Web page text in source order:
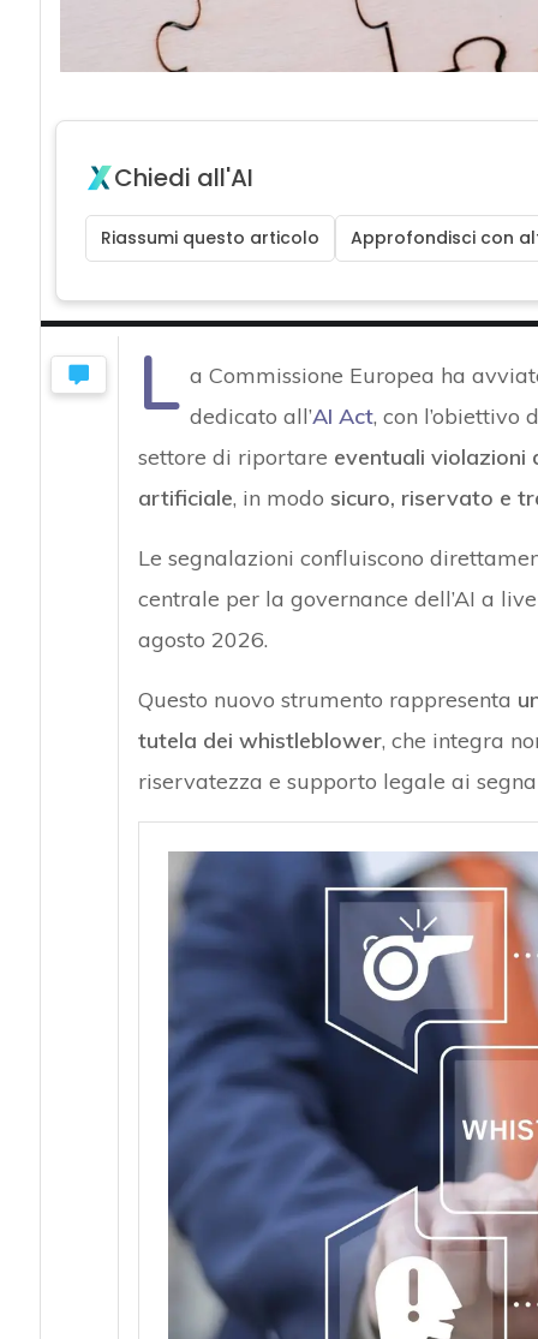
Chiedi all'AI
Riassumi questo articolo Approfondisci con
L a Commissione Europea ha
dedicato all’AI Act, con
settore di riportare eventuali violazioni
artificiale, in modo sicuro, riservato e
Le segnalazioni confluiscono
centrale per la governance dell’AI a
agosto 2026.
Questo nuovo strumento rappresenta
tutela dei whistleblower, che integra
riservatezza e supporto legale ai